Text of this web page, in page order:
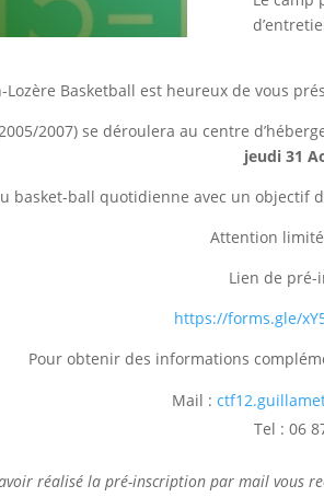
Basketball est heureux de vous
2007) se déroulera au centre
jeudi 31
basket-ball quotidienne avec un objectif
Attention
Lien de
https://forms.gle/
Pour obtenir des informations
Mail :
Tel : 06
réalisé la pré-inscription par mail vous